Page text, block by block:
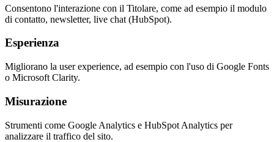
Consentono l'interazione con il Titolare, come ad esempio il modulo
di contatto, newsletter, live chat (HubSpot).
Esperienza
Migliorano la user experience, ad esempio con l'uso di Google Fonts
o Microsoft Clarity.
Misurazione
Strumenti come Google Analytics e HubSpot Analytics per
analizzare il traffico del sito.